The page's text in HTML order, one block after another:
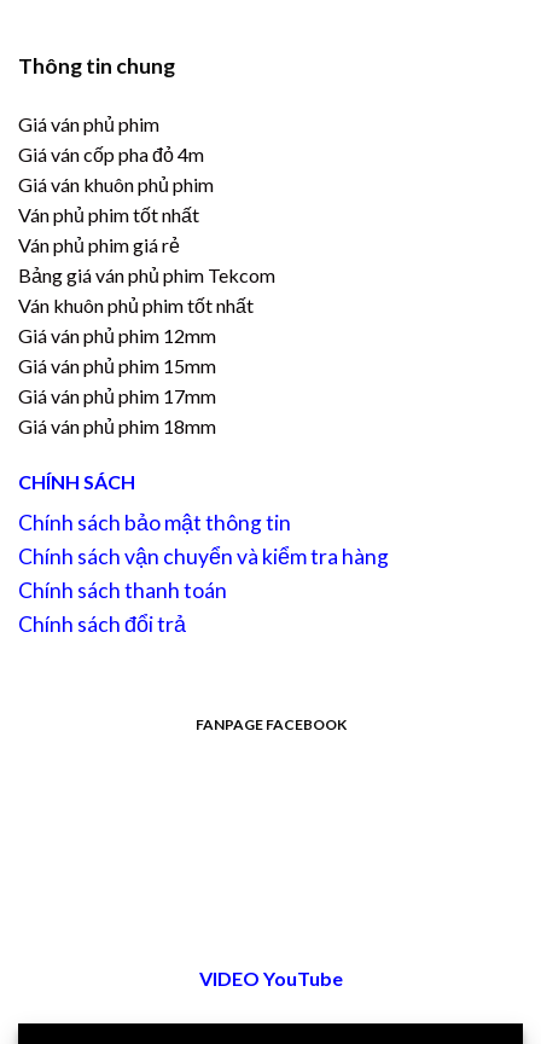
Thông tin chung
Giá ván phủ phim
Giá ván cốp pha đỏ 4m
Giá ván khuôn phủ phim
Ván phủ phim tốt nhất
Ván phủ phim giá rẻ
Bảng giá ván phủ phim Tekcom
Ván khuôn phủ phim tốt nhất
Giá ván phủ phim 12mm
Giá ván phủ phim 15mm
Giá ván phủ phim 17mm
Giá ván phủ phim 18mm
CHÍNH SÁCH
Chính sách bảo mật thông tin
Chính sách vận chuyển và kiểm tra hàng
Chính sách thanh toán
Chính sách đổi trả
FANPAGE FACEBOOK
VIDEO YouTube